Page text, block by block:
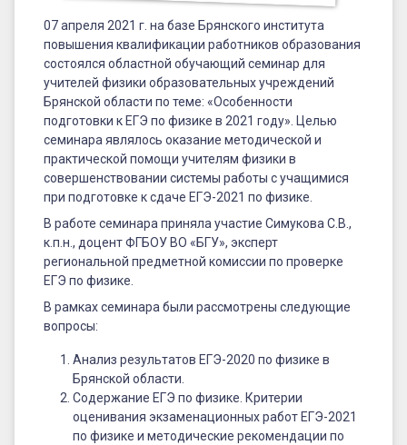
году»
07 апреля 2021 г. на базе Брянского института
повышения квалификации работников образования
состоялся областной обучающий семинар для
учителей физики образовательных учреждений
Брянской области по теме: «Особенности
подготовки к ЕГЭ по физике в 2021 году». Целью
семинара являлось оказание методической и
практической помощи учителям физики в
совершенствовании системы работы с учащимися
при подготовке к сдаче ЕГЭ-2021 по физике.
В работе семинара приняла участие Симукова С.В.,
к.п.н., доцент ФГБОУ ВО «БГУ», эксперт
региональной предметной комиссии по проверке
ЕГЭ по физике.
В рамках семинара были рассмотрены следующие
вопросы:
Анализ результатов ЕГЭ-2020 по физике в
Брянской области.
Содержание ЕГЭ по физике. Критерии
оценивания экзаменационных работ ЕГЭ-2021
по физике и методические рекомендации по